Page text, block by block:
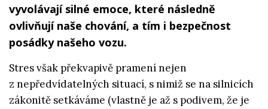
vyvolávají silné emoce, které následně
ovlivňují naše chování, a tím i bezpečnost
posádky našeho vozu.
Stres však překvapivě pramení nejen
z nepředvídatelných situací, s nimiž se na silnicích
zákonitě setkáváme (vlastně je až s podivem, že je